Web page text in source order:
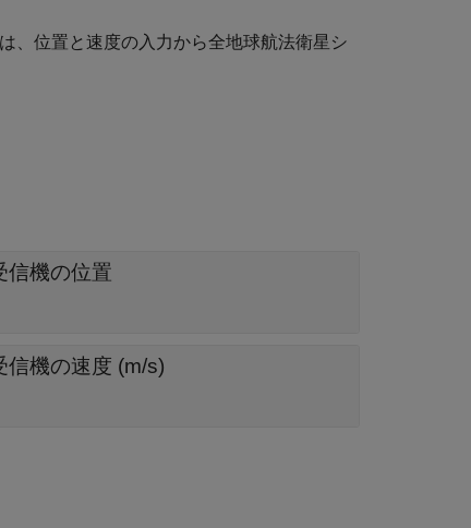
は、位置と速度の入力から全地球航法衛星シ
信機の位置
信機の速度 (m/s)